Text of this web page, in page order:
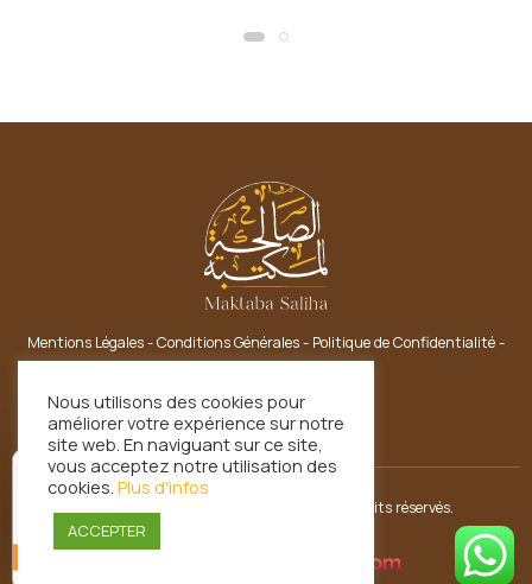
Mentions Légales-Conditions Générales- Politique de Confidentialité-
Copyright © 2021 Maktaba Saliha. Tous droits réservés.
Nous utilisons des cookies pour
améliorer votre expérience sur notre
site web. En naviguant sur ce site,
vous acceptez notre utilisation des
cookies. Plus d'infos
ACCEPTER
Vérifié indépendamment